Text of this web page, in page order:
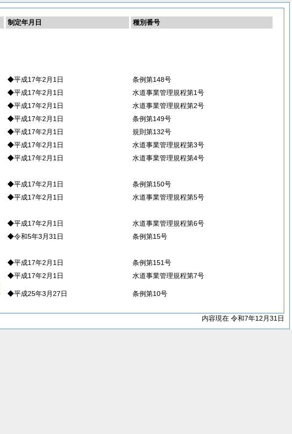
制定年月日
種別番号
◆平成17年2月1日
条例第148号
◆平成17年2月1日
水道事業管理規程第1号
◆平成17年2月1日
水道事業管理規程第2号
◆平成17年2月1日
条例第149号
◆平成17年2月1日
規則第132号
◆平成17年2月1日
水道事業管理規程第3号
◆平成17年2月1日
水道事業管理規程第4号
◆平成17年2月1日
条例第150号
◆平成17年2月1日
水道事業管理規程第5号
◆平成17年2月1日
水道事業管理規程第6号
◆令和5年3月31日
条例第15号
◆平成17年2月1日
条例第151号
◆平成17年2月1日
水道事業管理規程第7号
◆平成25年3月27日 条例第10号
内容現在 令和7年12月31日